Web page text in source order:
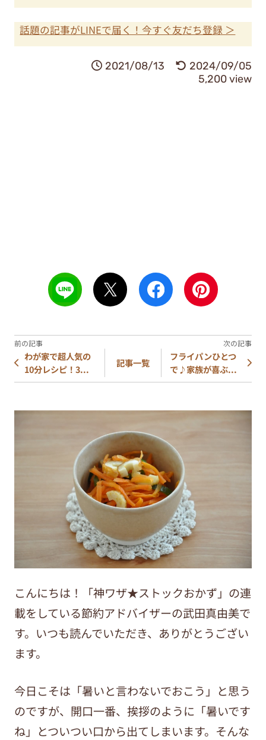
話題の記事がLINEで届く！今すぐ友だち登録 ＞
2021/08/13
2024/09/05
5,200 view
わが家で超人気の
10分レシピ！3...
記事一覧
フライパンひとつ
で♪家族が喜ぶ...
こんにちは！「神ワザ★ストックおかず」の連
載をしている節約アドバイザーの武田真由美で
す。いつも読んでいただき、ありがとうござい
ます。
今日こそは「暑いと言わないでおこう」と思う
のですが、開口一番、挨拶のように「暑いです
ね」とついつい口から出てしまいます。そんな